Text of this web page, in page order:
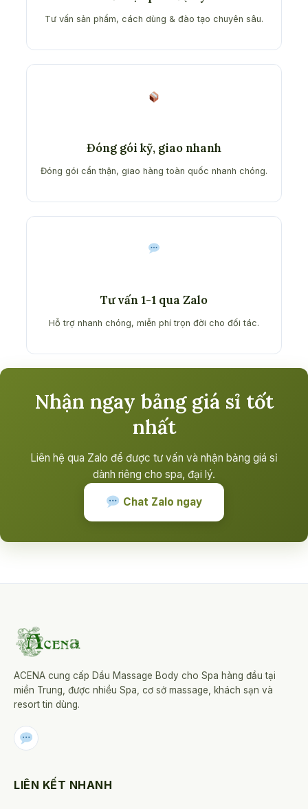
Tư vấn sản phẩm, cách dùng & đào tạo chuyên sâu.
Đóng gói kỹ, giao nhanh
Đóng gói cẩn thận, giao hàng toàn quốc nhanh chóng.
Tư vấn 1-1 qua Zalo
Hỗ trợ nhanh chóng, miễn phí trọn đời cho đối tác.
Nhận ngay bảng giá sỉ tốt
nhất
Liên hệ qua Zalo để được tư vấn và nhận bảng giá sỉ
dành riêng cho spa, đại lý.
Chat Zalo ngay
ACENA cung cấp Dầu Massage Body cho Spa hàng đầu tại
miền Trung, được nhiều Spa, cơ sở massage, khách sạn và
resort tin dùng.
LIÊN KẾT NHANH